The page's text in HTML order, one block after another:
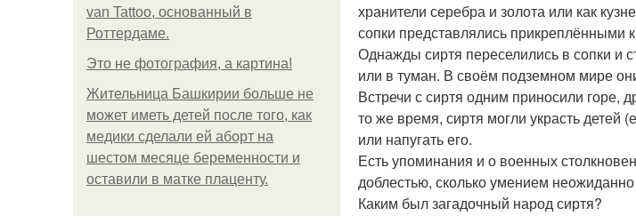
van Tattoo, основанный в
Роттердаме.
Это не фотография, а картина!
Жительница Башкирии больше не
может иметь детей после того, как
медики сделали ей аборт на
шестом месяце беременности и
оставили в матке плаценту.
хранители серебра и золота или как
сопки представлялись прикреплёнными
Однажды сиртя переселились в сопки и
или в туман. В своём подземном мире
Встречи с сиртя одним приносили горе,
то же время, сиртя могли украсть детей
или напугать его.
Есть упоминания и о военных
доблестью, сколько умением
Каким был загадочный народ сиртя?